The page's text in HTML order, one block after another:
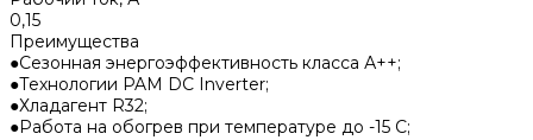
0,15
Преимущества
●Сезонная энергоэффективность класса А++;
●Технологии PAM DC Inverter;
●Хладагент R32;
●Работа на обогрев при температуре до -15 С;